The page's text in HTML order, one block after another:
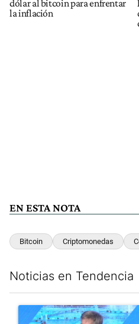
dólar al bitcoin para enfrentar
la inflación
EN ESTA NOTA
Bitcoin Criptomonedas
Noticias en Tendencia
Un artículo de tendencia con